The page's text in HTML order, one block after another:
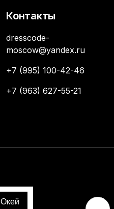
Контакты
dresscode-
moscow@yandex.ru
+7 (995) 100-42-46
+7 (963) 627-55-21
Окей